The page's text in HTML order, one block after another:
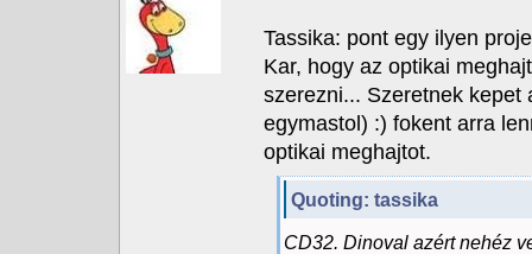
Tassika: pont egy ilyen
Kar, hogy az optikai
szerezni... Szeretnek kepet
egymastol) :) fokent arra
optikai meghajtot.
Quoting: tassika
CD32. Dinoval azért nehéz